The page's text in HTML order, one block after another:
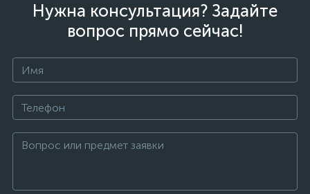
Нужна консультация? Задайте
вопрос прямо сейчас!